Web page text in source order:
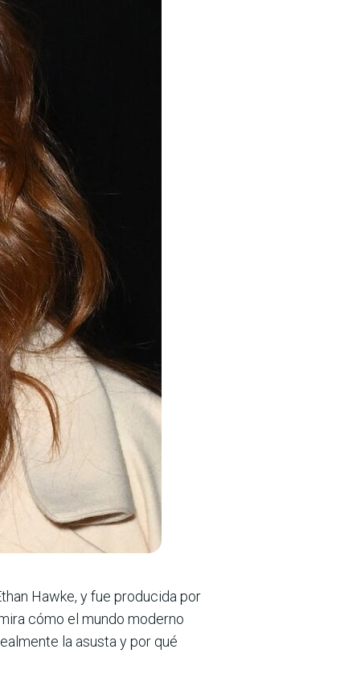
Hawke, y fue producida por
cómo el mundo moderno
la asusta y por qué